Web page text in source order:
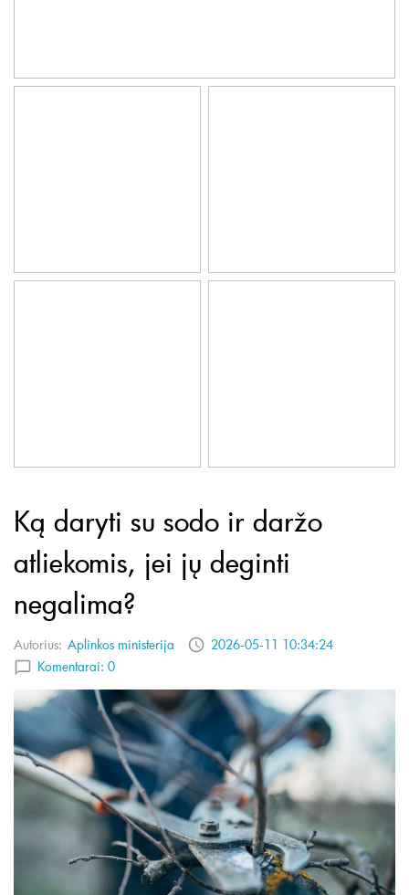
Ką daryti su sodo ir daržo
atliekomis, jei jų deginti
negalima?
Autorius: Aplinkos ministerija
2026-05-11 10:34:24
Komentarai: 0